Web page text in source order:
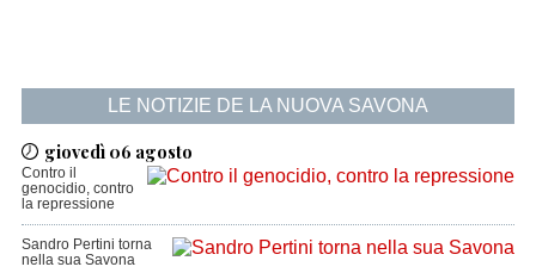
LE NOTIZIE DE LA NUOVA SAVONA
giovedì 06 agosto
Contro il
genocidio, contro
la repressione
Sandro Pertini torna
nella sua Savona